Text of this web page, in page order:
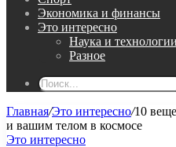
Экономика и финансы
Это интересно
Наука и технологии
Разное
Главная/Это интересно/10
и вашим телом в космосе
Это интересно